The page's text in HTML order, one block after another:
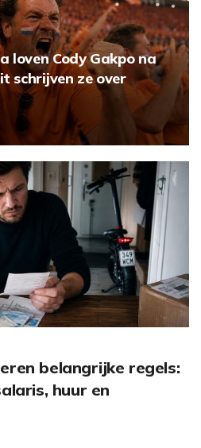
d
e
o
loven Cody Gakpo na
schrijven ze over
belangrijke regels:
huur en